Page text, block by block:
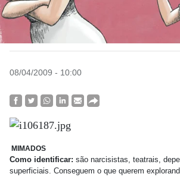
08/04/2009 - 10:00
MIMADOS
Como identificar: são narcisistas, teatrais,
superficiais. Conseguem o que querem